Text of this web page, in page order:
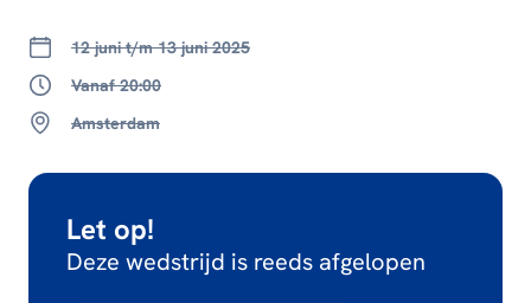
12 juni t/m 13 juni 2025
Vanaf 20:00
Amsterdam
Let op!
Deze wedstrijd is reeds afgelopen